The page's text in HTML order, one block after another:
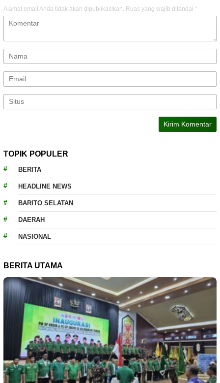
Alamat email Anda tidak akan dipublikasikan. Ruas yang wajib ditandai *
TOPIK POPULER
BERITA
HEADLINE NEWS
BARITO SELATAN
DAERAH
NASIONAL
BERITA UTAMA